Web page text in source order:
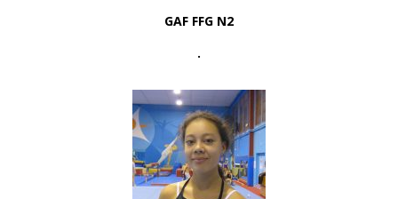
GAF FFG N2
.